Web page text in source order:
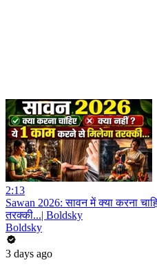
2:13
Sawan 2026: सावन में क्या करना
तरक्की...| Boldsky
Boldsky
3 days ago